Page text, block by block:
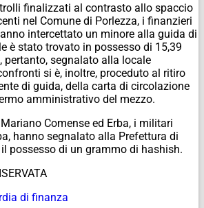
finalizzati al contrasto allo spaccio
nel Comune di Porlezza, i finanzieri
intercettato un minore alla guida di
è stato trovato in possesso di 15,39
pertanto, segnalato alla locale
si è, inoltre, proceduto al ritiro
di guida, della carta di circolazione
amministrativo del mezzo.
Comense ed Erba, i militari
hanno segnalato alla Prefettura di
possesso di un grammo di hashish.
di finanza